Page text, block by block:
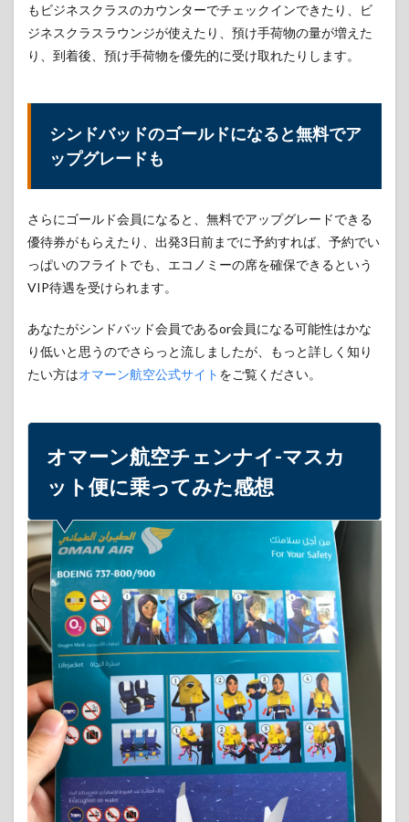
もビジネスクラスのカウンターでチェックインできたり、ビ
ジネスクラスラウンジが使えたり、預け手荷物の量が増えた
り、到着後、預け手荷物を優先的に受け取れたりします。
シンドバッドのゴールドになると無料でア
ップグレードも
さらにゴールド会員になると、無料でアップグレードできる
優待券がもらえたり、出発3日前までに予約すれば、予約でい
っぱいのフライトでも、エコノミーの席を確保できるという
VIP待遇を受けられます。
あなたがシンドバッド会員であるor会員になる可能性はかな
り低いと思うのでさらっと流しましたが、もっと詳しく知り
たい方はオマーン航空公式サイト をご覧ください。
オマーン航空チェンナイ-マスカ
ット便に乗ってみた感想